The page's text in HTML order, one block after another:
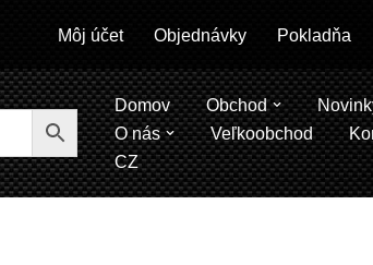
Môj účet Objednávky Pokladňa
Domov Obchod
O nás
Veľkoobchod
CZ